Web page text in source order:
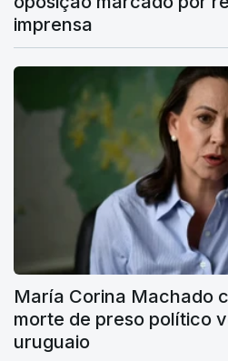
imprensa
María Corina Machado
morte de preso político
uruguaio